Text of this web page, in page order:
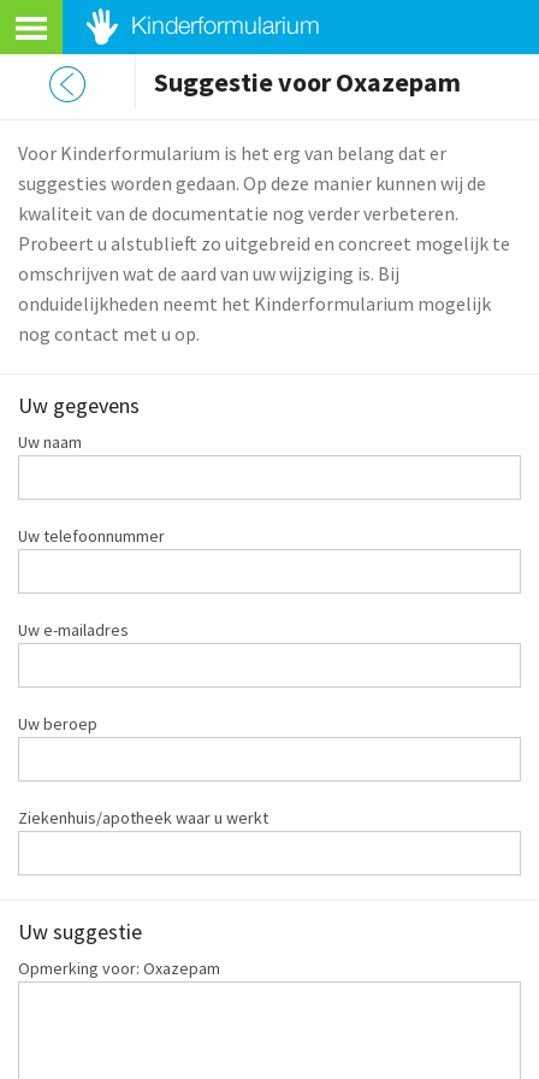
Suggestie voor Oxazepam
Voor Kinderformularium is het erg van belang dat er
suggesties worden gedaan. Op deze manier kunnen wij de
kwaliteit van de documentatie nog verder verbeteren.
Probeert u alstublieft zo uitgebreid en concreet mogelijk te
omschrijven wat de aard van uw wijziging is. Bij
onduidelijkheden neemt het Kinderformularium mogelijk
nog contact met u op.
Uw gegevens
Uw naam
Uw telefoonnummer
Uw e-mailadres
Uw beroep
Ziekenhuis/apotheek waar u werkt
Uw suggestie
Opmerking voor: Oxazepam